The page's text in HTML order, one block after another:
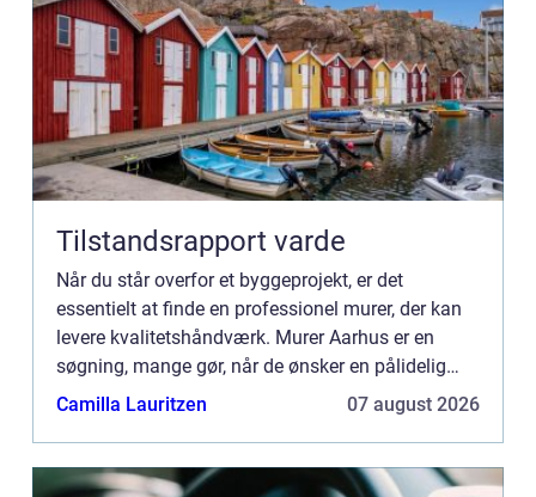
Tilstandsrapport varde
Når du står overfor et byggeprojekt, er det
essentielt at finde en professionel murer, der kan
levere kvalitetshåndværk. Murer Aarhus er en
søgning, mange gør, når de ønsker en pålidelig
fagman...
Camilla Lauritzen 07 august 2026